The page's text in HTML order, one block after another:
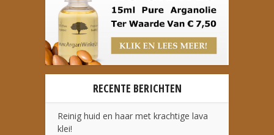
RECENTE BERICHTEN
Reinig huid en haar met krachtige lava
klei!